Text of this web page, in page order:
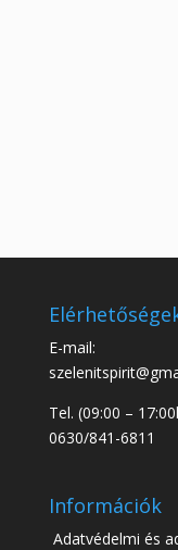
E-mail:
Tel. (09:00 –
0630/841-6811
Információk
Adatvédelmi és